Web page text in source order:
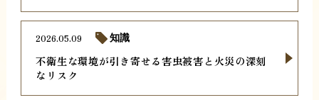
不衛生な環境が引き寄せる害虫被害と火災の深刻
なリスク
2026.05.09 知識